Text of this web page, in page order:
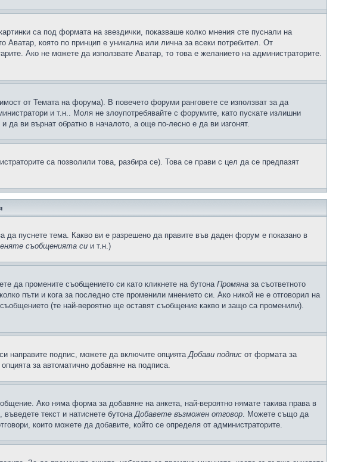
са под формата на звездички, показваше колко мнения сте пуснали на
която по принцип е уникална или лична за всеки потребител. От
Ако не можете да използвате Аватар, то това е желанието на администраторите.
от Темата на форума). В повечето форуми ранговете се използват за да
и т.н.. Моля не злоупотребявайте с форумите, като пускате излишни
да ви върнат обратно в началото, а още по-лесно е да ви изгонят.
са позволили това, разбира се). Това се прави с цел да се предпазят
пуснете тема. Какво ви е разрешено да правите във даден форум е показано в
съобщенията си и т.н.)
да промените съобщението си като кликнете на бутона Промяна за съответното
пъти и кога за последно сте променили мнението си. Ако никой не е отговорил на
(те най-вероятно ще оставят съобщение какво и защо са променили).
направите подпис, можете да включите опциятаДобави подпис от формата за
за автоматично добавяне на подписа.
Ако няма форма за добавяне на анкета, най-вероятно нямате такива права в
текст и натиснете бутонаДобавете възможен отговор. Можете също да
които можете да добавите, който се определя от администраторите.